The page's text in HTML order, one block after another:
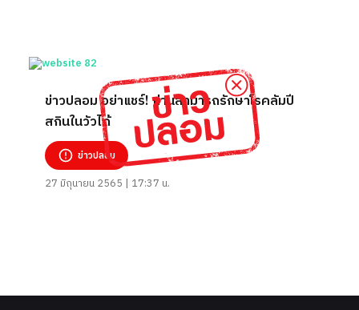
ข่าวปลอม อย่าแชร์! ถ่านสามารถรักษาโรคลัมปี
สกินในวัวได้
ข่าวปลอม
27 มิถุนายน 2565 | 17:37 น.